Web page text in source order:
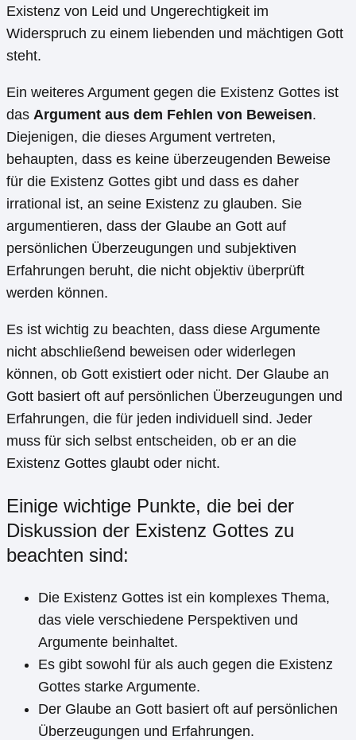
Existenz von Leid und Ungerechtigkeit im
Widerspruch zu einem liebenden und mächtigen Gott
steht.
Ein weiteres Argument gegen die Existenz Gottes ist
das Argument aus dem Fehlen von Beweisen.
Diejenigen, die dieses Argument vertreten,
behaupten, dass es keine überzeugenden Beweise
für die Existenz Gottes gibt und dass es daher
irrational ist, an seine Existenz zu glauben. Sie
argumentieren, dass der Glaube an Gott auf
persönlichen Überzeugungen und subjektiven
Erfahrungen beruht, die nicht objektiv überprüft
werden können.
Es ist wichtig zu beachten, dass diese Argumente
nicht abschließend beweisen oder widerlegen
können, ob Gott existiert oder nicht. Der Glaube an
Gott basiert oft auf persönlichen Überzeugungen und
Erfahrungen, die für jeden individuell sind. Jeder
muss für sich selbst entscheiden, ob er an die
Existenz Gottes glaubt oder nicht.
Einige wichtige Punkte, die bei der
Diskussion der Existenz Gottes zu
beachten sind:
Die Existenz Gottes ist ein komplexes Thema,
das viele verschiedene Perspektiven und
Argumente beinhaltet.
Es gibt sowohl für als auch gegen die Existenz
Gottes starke Argumente.
Der Glaube an Gott basiert oft auf persönlichen
Überzeugungen und Erfahrungen.